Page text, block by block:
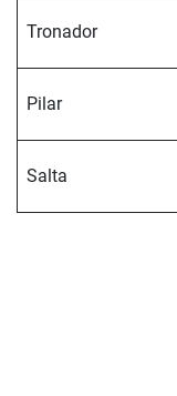
Tronador
Pilar
Salta